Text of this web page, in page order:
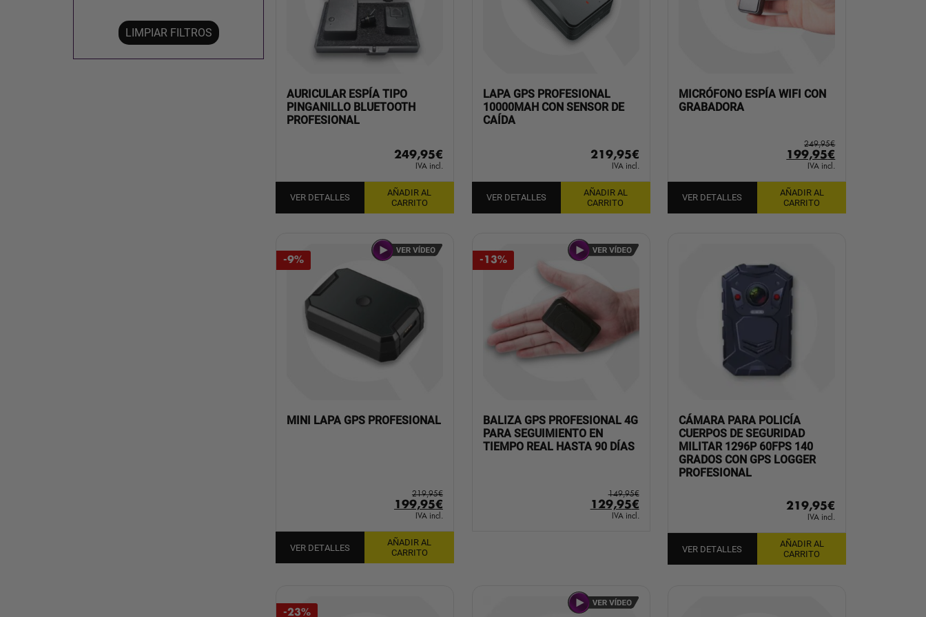
LIMPIAR FILTROS
AURICULAR ESPÍA TIPO
PINGANILLO BLUETOOTH
PROFESIONAL
249,95€
IVA incl.
VER DETALLES
AÑADIR AL
CARRITO
LAPA GPS PROFESIONAL
10000MAH CON SENSOR DE
CAÍDA
219,95€
IVA incl.
VER DETALLES
AÑADIR AL
CARRITO
MICRÓFONO ESPÍA WIFI CON
GRABADORA
249,95€
El
precio
original
era:
249,95€.
199,95€
actual
IVA incl.
VER DETALLES
AÑADIR AL
CARRITO
-9%
MINI LAPA GPS PROFESIONAL
219,95€
El
precio
original
era:
219,95€.
199,95€El
precio
actual
IVA incl.
VER DETALLES
AÑADIR AL
CARRITO
-13%
BALIZA GPS PROFESIONAL 4G
PARA SEGUIMIENTO EN
TIEMPO REAL HASTA 90 DÍAS
149,95€
El
precio
129,95€El
precio
IVA incl.
CÁMARA PARA POLICÍA
CUERPOS DE SEGURIDAD
MILITAR 1296P 60FPS 140
GRADOS CON GPS LOGGER
PROFESIONAL
219,95€
IVA incl.
VER DETALLES
AÑADIR AL
CARRITO
-23%